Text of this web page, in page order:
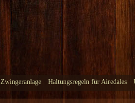
Haltungsregeln für Airedales